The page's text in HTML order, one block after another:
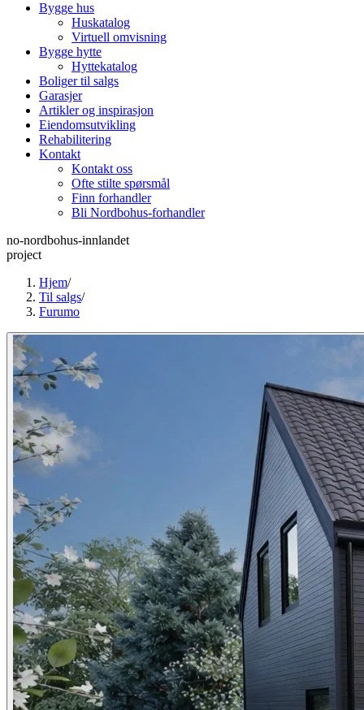
Bygge hus
Huskatalog
Virtuell omvisning
Bygge hytte
Hyttekatalog
Boliger til salgs
Garasjer
Artikler og inspirasjon
Eiendomsutvikling
Rehabilitering
Kontakt
Kontakt oss
Ofte stilte spørsmål
Finn forhandler
Bli Nordbohus-forhandler
no-nordbohus-innlandet
project
Hjem/
Til salgs/
Furumo